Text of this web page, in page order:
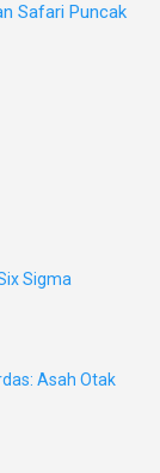
Safari Puncak
Sigma
Asah Otak